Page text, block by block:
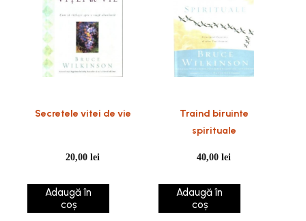
Secretele vitei de vie
20,00lei
Adaugă în
coș
Traind biruinte
spirituale
40,00lei
Adaugă în
coș